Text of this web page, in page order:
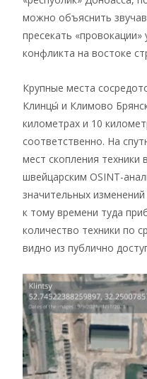
можно объяснить
пресекать «провокации»
конфликта на востоке
Крупные места
Клинцы́ и Климово
километрах и 10
соответственно. На
мест скопления техники
швейцарским OSINT-
значительных
к тому времени туда
количество техники по
видно из публично